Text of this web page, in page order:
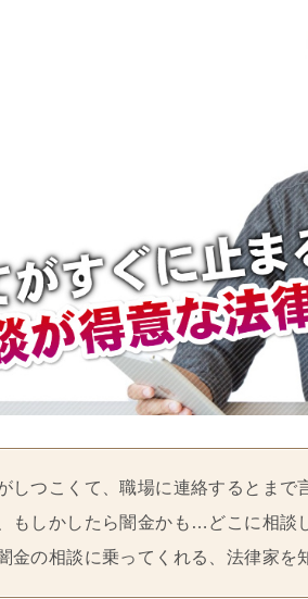
しつこくて、職場に連絡するとまで
もしかしたら闇金かも…どこに相談
金の相談に乗ってくれる、法律家を